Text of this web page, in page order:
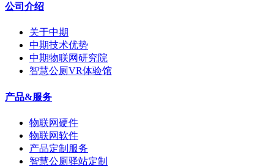
公司介绍
关于中期
中期技术优势
中期物联网研究院
智慧公厕VR体验馆
产品&服务
物联网硬件
物联网软件
产品定制服务
智慧公厕驿站定制